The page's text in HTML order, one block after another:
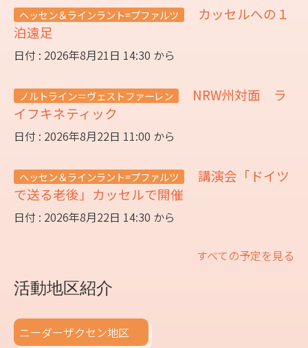
ヘッセン＆ラインラント=プファルツ
カッセルへの１
泊遠足
日付 : 2026年8月21日 14:30 から
ノルトライン＝ヴェストファーレン
NRW州対面 ラ
イフキネティック
日付 : 2026年8月22日 11:00 から
ヘッセン＆ラインラント=プファルツ
講演会「ドイツ
で送る老後」カッセルで開催
日付 : 2026年8月22日 14:30 から
すべての予定を見る
活動地区紹介
ニーダーザクセン地区